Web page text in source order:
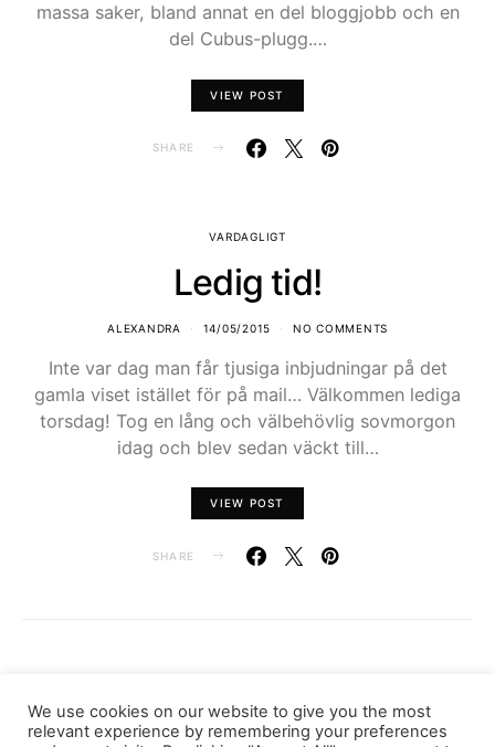
massa saker, bland annat en del bloggjobb och en
del Cubus-plugg.…
VIEW POST
SHARE
VARDAGLIGT
Ledig tid!
ALEXANDRA 14/05/2015 NO COMMENTS
Inte var dag man får tjusiga inbjudningar på det
gamla viset istället för på mail… Välkommen lediga
torsdag! Tog en lång och välbehövlig sovmorgon
idag och blev sedan väckt till…
VIEW POST
SHARE
We use cookies on our website to give you the most
relevant experience by remembering your preferences